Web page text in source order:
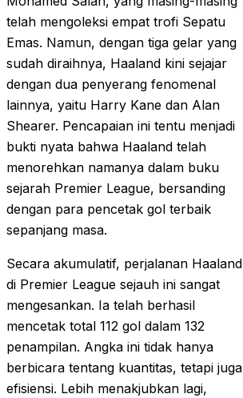
telah mengoleksi empat trofi Sepatu
Emas. Namun, dengan tiga gelar yang
sudah diraihnya, Haaland kini sejajar
dengan dua penyerang fenomenal
lainnya, yaitu Harry Kane dan Alan
Shearer. Pencapaian ini tentu menjadi
bukti nyata bahwa Haaland telah
menorehkan namanya dalam buku
sejarah Premier League, bersanding
dengan para pencetak gol terbaik
sepanjang masa.
Secara akumulatif, perjalanan Haaland
di Premier League sejauh ini sangat
mengesankan. Ia telah berhasil
mencetak total 112 gol dalam 132
penampilan. Angka ini tidak hanya
berbicara tentang kuantitas, tetapi juga
efisiensi. Lebih menakjubkan lagi,